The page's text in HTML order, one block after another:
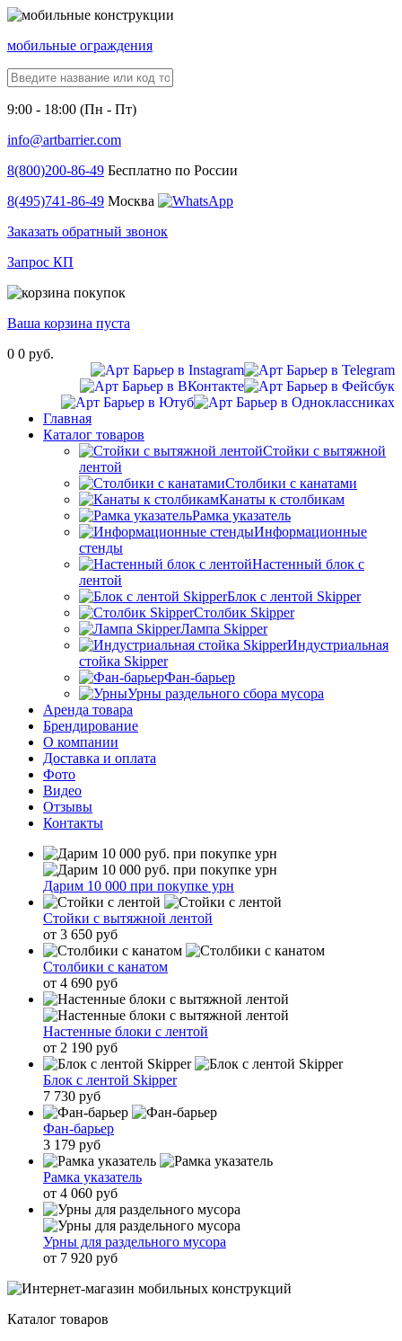
мобильные ограждения
9:00 - 18:00 (Пн - Пт)
info@artbarrier.com
8(800)200-86-49 Бесплатно по России
8(495)741-86-49 Москва
Заказать обратный звонок
Запрос КП
Ваша корзина пуста
0 0 руб.
Главная
Каталог товаров
Стойки с вытяжной
лентой
Столбики с канатами
Канаты к столбикам
Рамка указатель
Информационные
стенды
Настенный блок с
лентой
Блок с лентой Skipper
Столбик Skipper
Лампа Skipper
Индустриальная
стойка Skipper
Фан-барьер
Урны раздельного сбора мусора
Аренда товара
Брендирование
О компании
Доставка и оплата
Фото
Видео
Отзывы
Контакты
Дарим 10 000 при покупке урн
Стойки с вытяжной лентой
от 3 650 руб
Столбики с канатом
от 4 690 руб
Настенные блоки с лентой
от 2 190 руб
Блок с лентой Skipper
7 730 руб
Фан-барьер
3 179 руб
Рамка указатель
от 4 060 руб
Урны для раздельного мусора
от 7 920 руб
Каталог товаров